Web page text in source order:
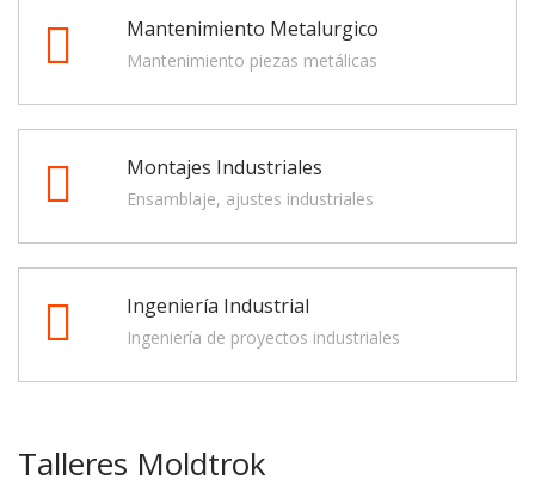
Mantenimiento Metalurgico
Mantenimiento piezas metálicas
Montajes Industriales
Ensamblaje, ajustes industriales
Ingeniería Industrial
Ingeniería de proyectos industriales
Talleres Moldtrok